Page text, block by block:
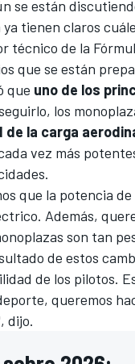
se están
tienen claros
técnico de la
que se están
que uno de los
los
de la carga
vez más
que la potencia
Además,
son tan
de estos
de los pilotos.
queremos
dijo.